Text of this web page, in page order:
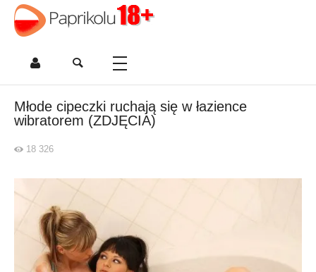
Młode cipeczki ruchają się w łazience
wibratorem (ZDJĘCIA)
18 326